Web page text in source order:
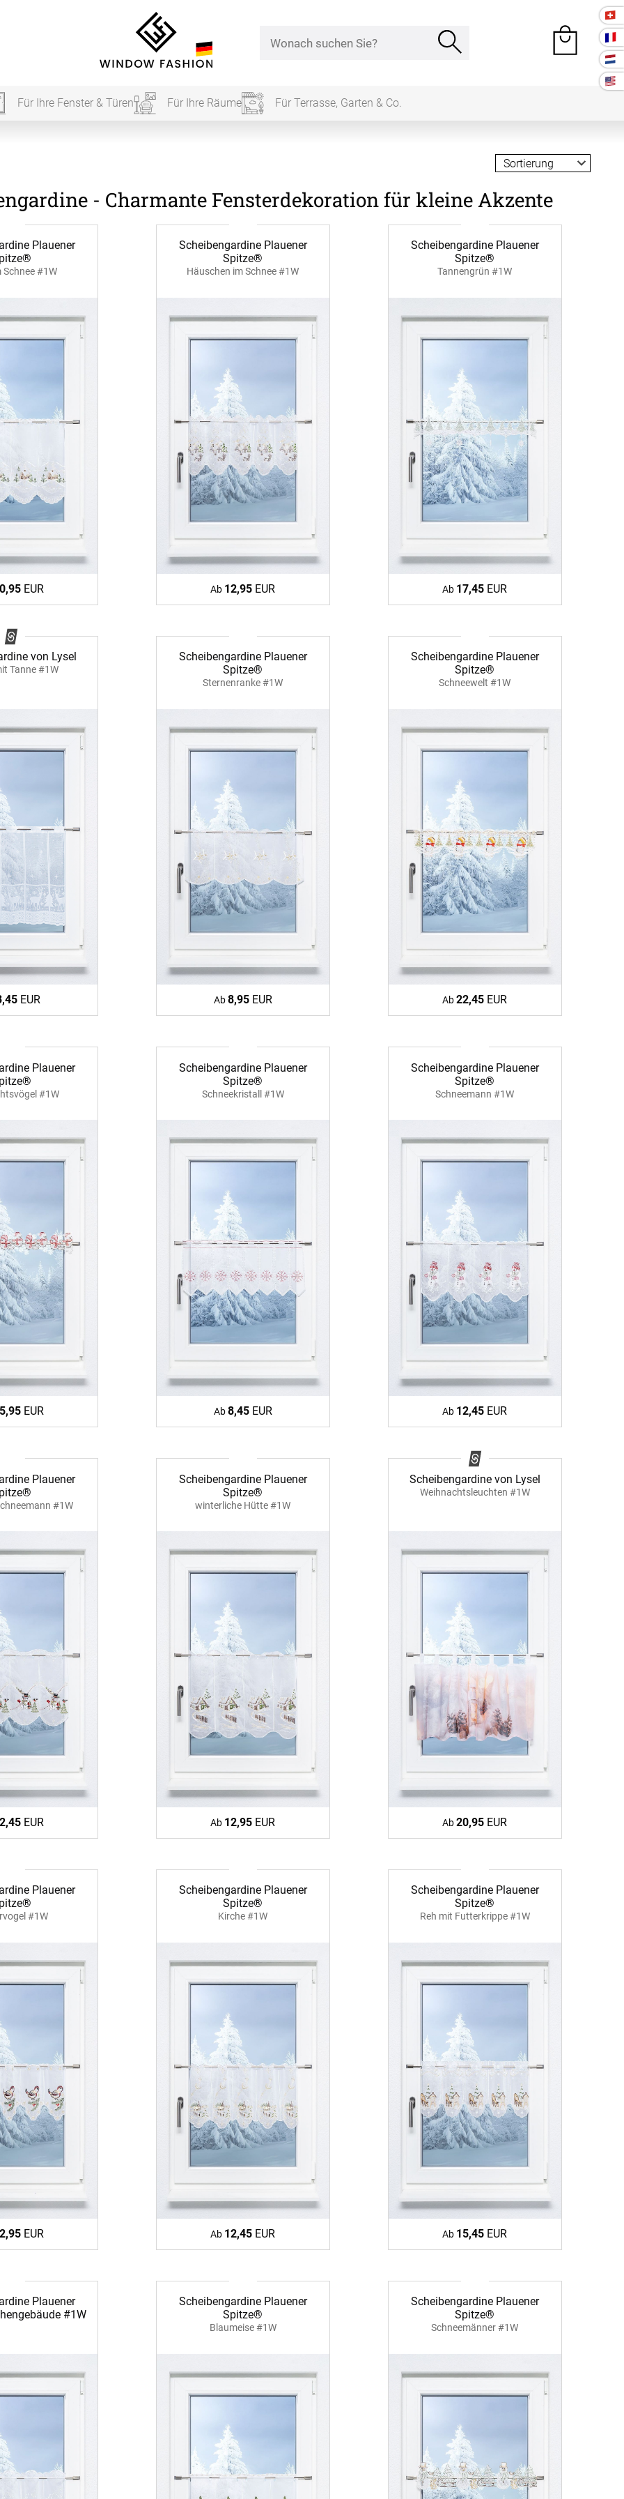
Kissen
Alle Kissen
Massanfertigung
Massanfertigung
AGB
Impressum
Datenschutz
FAQ
Kontakt
VERSAND
Kostenloser Musterversand
Versandinformation
Reklamation
Widerruf
Vorkasse
PayPal
Kreditkarte
Rechnung
Google Pay
Apple Pay
Für Ihre Fenster & Türen Für Ihre Räume Für Terrasse, Garten & Co.
- Charmante Fensterdekoration für kleine Akzente
Plauener
Schnee #1W
EUR
Scheibengardine Plauener
Spitze®
Häuschen im Schnee #1W
Ab 12,95 EUR
Scheibengardine Plauener
Spitze®
Tannengrün #1W
Ab 17,45 EUR
von Lysel
Tanne #1W
EUR
Scheibengardine Plauener
Spitze®
Sternenranke #1W
Ab8,95EUR
Scheibengardine Plauener
Spitze®
Schneewelt #1W
Ab22,45 EUR
Plauener
#1W
EUR
Scheibengardine Plauener
Spitze®
Schneekristall #1W
Ab8,45EUR
Scheibengardine Plauener
Spitze®
Schneemann #1W
Ab 12,45 EUR
Plauener
#1W
EUR
Scheibengardine Plauener
Spitze®
winterliche Hütte #1W
Ab 12,95 EUR
Scheibengardine von Lysel
Weihnachtsleuchten #1W
Ab20,95 EUR
Plauener
#1W
EUR
Scheibengardine Plauener
Spitze®
Kirche #1W
Ab 12,45 EUR
Scheibengardine Plauener
Spitze®
Reh mit Futterkrippe #1W
Ab 15,45 EUR
Plauener
#1W
Scheibengardine Plauener
Spitze®
Blaumeise #1W
Scheibengardine Plauener
Spitze®
Schneemänner #1W